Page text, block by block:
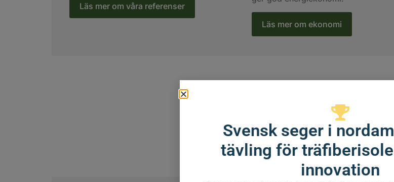
Läs mer om våra referenser
Läs mer om ekonomi
Svensk seger i
tävling för
innovation